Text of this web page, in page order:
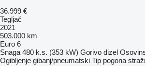
36.999 €
Tegljač
2021
503.000 km
Euro 6
Snaga 480 k.s. (353 kW) Gorivo dizel
Ogibljenje gibanj/pneumatski Tip pogona